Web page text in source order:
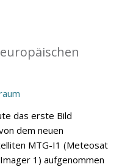
das erste Bild
dem neuen
MTG-I1 (Meteosat
1) aufgenommen